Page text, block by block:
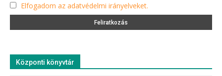
Elfogadom az adatvédelmi irányelveket.
Központi könyvtár